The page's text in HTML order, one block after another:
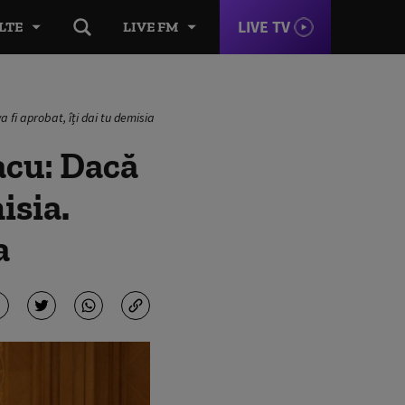
LIVE FM LIVE TV
fi aprobat, îți dai tu demisia
Dacă